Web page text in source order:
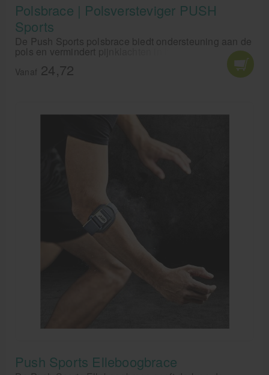
Polsbrace | Polsversteviger PUSH
Sports
De Push Sports polsbrace biedt ondersteuning aan de
pols en vermindert pijnklachten in het polsgewricht. De
Polsversteviger van PUSH Sports geeft tevens
compressie.
Vanaf 24,72
Push Sports Elleboogbrace